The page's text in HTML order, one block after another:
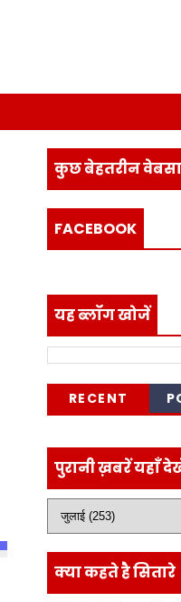
कुछ बेहतरीन
FACEBOOK
यह ब्लॉग खोजें
RECENT
पुरानी ख़बरें यहाँ
क्या कहते है सितारे